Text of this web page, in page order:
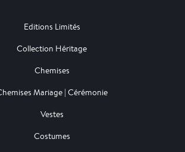
Editions Limités
Collection Héritage
Chemises
Mariage | Cérémonie
Vestes
Costumes